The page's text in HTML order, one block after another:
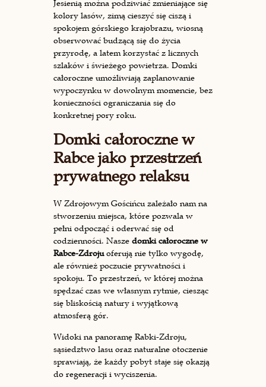
Jesienią można podziwiać zmieniające się
kolory lasów, zimą cieszyć się ciszą i
spokojem górskiego krajobrazu, wiosną
obserwować budzącą się do życia
przyrodę, a latem korzystać z licznych
szlaków i świeżego powietrza. Domki
całoroczne umożliwiają zaplanowanie
wypoczynku w dowolnym momencie, bez
konieczności ograniczania się do
konkretnej pory roku.
Domki całoroczne w
Rabce jako przestrzeń
prywatnego relaksu
W Zdrojowym Gościńcu zależało nam na
stworzeniu miejsca, które pozwala w
pełni odpocząć i oderwać się od
codzienności. Nasze domki całoroczne w
Rabce-Zdrojuoferują nie tylko wygodę,
ale również poczucie prywatności i
spokoju. To przestrzeń, w której można
spędzać czas we własnym rytmie, ciesząc
się bliskością natury i wyjątkową
atmosferą gór.
Widoki na panoramę Rabki-Zdroju,
sąsiedztwo lasu oraz naturalne otoczenie
sprawiają, że każdy pobyt staje się okazją
do regeneracji i wyciszenia.